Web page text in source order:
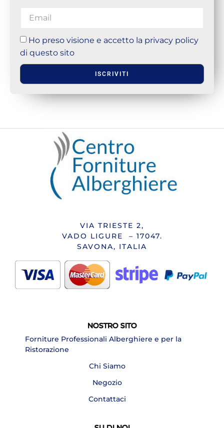
Ho preso visione e accetto la privacy policy
di questo sito
ISCRIVITI
VIA TRIESTE 2,
VADO LIGURE – 17047.
SAVONA, ITALIA
NOSTRO SITO
Forniture Professionali Alberghiere e per la
Ristorazione
Chi Siamo
Negozio
Contattaci